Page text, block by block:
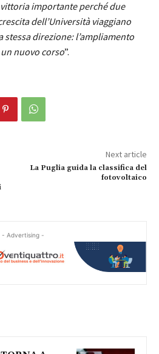
importante perché due
dell’Università viaggiano
stessa direzione: l’ampliamento
nuovo corso”.
Next article
La Puglia guida la classifica del
fotovoltaico
- Advertising -